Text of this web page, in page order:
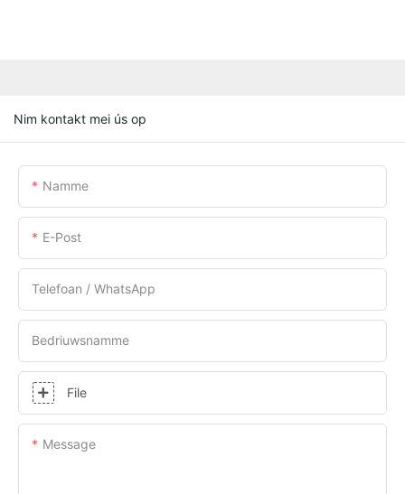
Nim kontakt mei ús op
Namme
E-Post
Telefoan / WhatsApp
Bedriuwsnamme
File
Message